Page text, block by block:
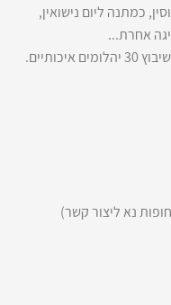
כמתנה ליום נישואין,
אחרת...